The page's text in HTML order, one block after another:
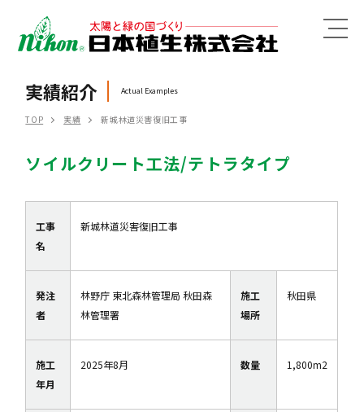
MENU
実績紹介 Actual Examples
TOP 実績 新城林道災害復旧工事
ソイルクリート工法/テトラタイプ
工事
名
新城林道災害復旧工事
発注
者
林野庁 東北森林管理局 秋田森
林管理署
施工
場所
秋田県
施工
年月
2025年8月 数量 1,800m2